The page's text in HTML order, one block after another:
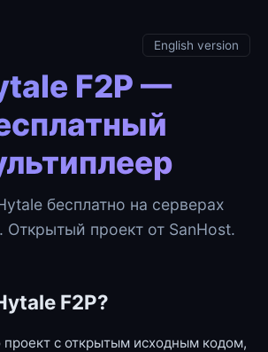
English version
F2P —
бесплатно на серверах
Открытый проект от SanHost.
F2P?
с открытым исходным кодом,